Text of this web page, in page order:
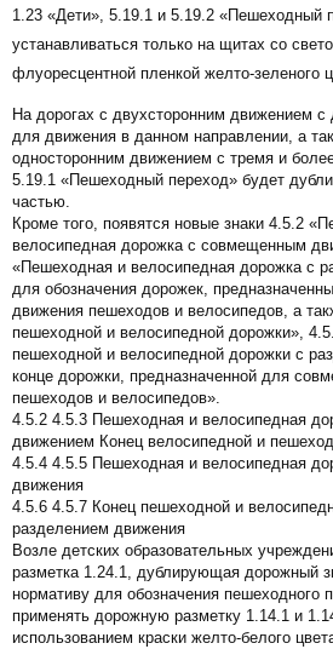
1.23 «Дети», 5.19.1 и 5.19.2 «Пешеходный
устанавливаться только на щитах со
флуоресцентной пленкой желто-зеленого
На дорогах с двухсторонним движением
для движения в данном направлении, а
односторонним движением с тремя и
5.19.1 «Пешеходный переход» будет
частью.
Кроме того, появятся новые знаки 4.5.2
велосипедная дорожка с совмещенным
«Пешеходная и велосипедная дорожка с
для обозначения дорожек,
движения пешеходов и велосипедов, а
пешеходной и велосипедной дорожки»,
пешеходной и велосипедной дорожки с
конце дорожки, предназначенной для
пешеходов и велосипедов».
4.5.2 4.5.3 Пешеходная и велосипедная
движением Конец велосипедной и
4.5.4 4.5.5 Пешеходная и велосипедная
движения
4.5.6 4.5.7 Конец пешеходной и
разделением движения
Возле детских образовательных
разметка 1.24.1, дублирующая дорожный
нормативу для обозначения пешеходного
применять дорожную разметку 1.14.1 и
использованием краски желто-белого